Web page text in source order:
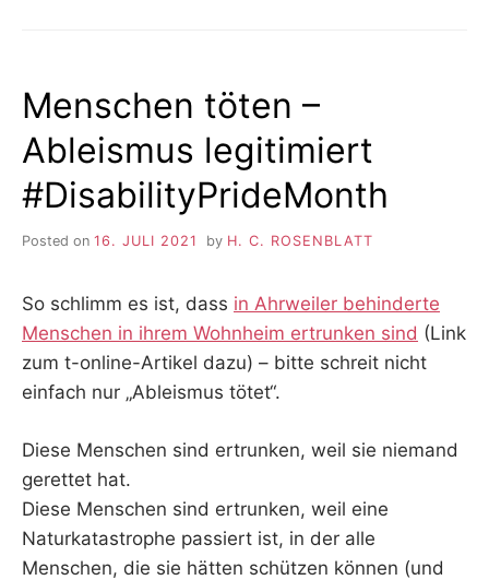
Menschen töten –
Ableismus legitimiert
#DisabilityPrideMonth
Posted on 16. JULI 2021 by H. C. ROSENBLATT
So schlimm es ist, dass in Ahrweiler behinderte
Menschen in ihrem Wohnheim ertrunken sind (Link
zum t-online-Artikel dazu) – bitte schreit nicht
einfach nur „Ableismus tötet“.
Diese Menschen sind ertrunken, weil sie niemand
gerettet hat.
Diese Menschen sind ertrunken, weil eine
Naturkatastrophe passiert ist, in der alle
Menschen, die sie hätten schützen können (und